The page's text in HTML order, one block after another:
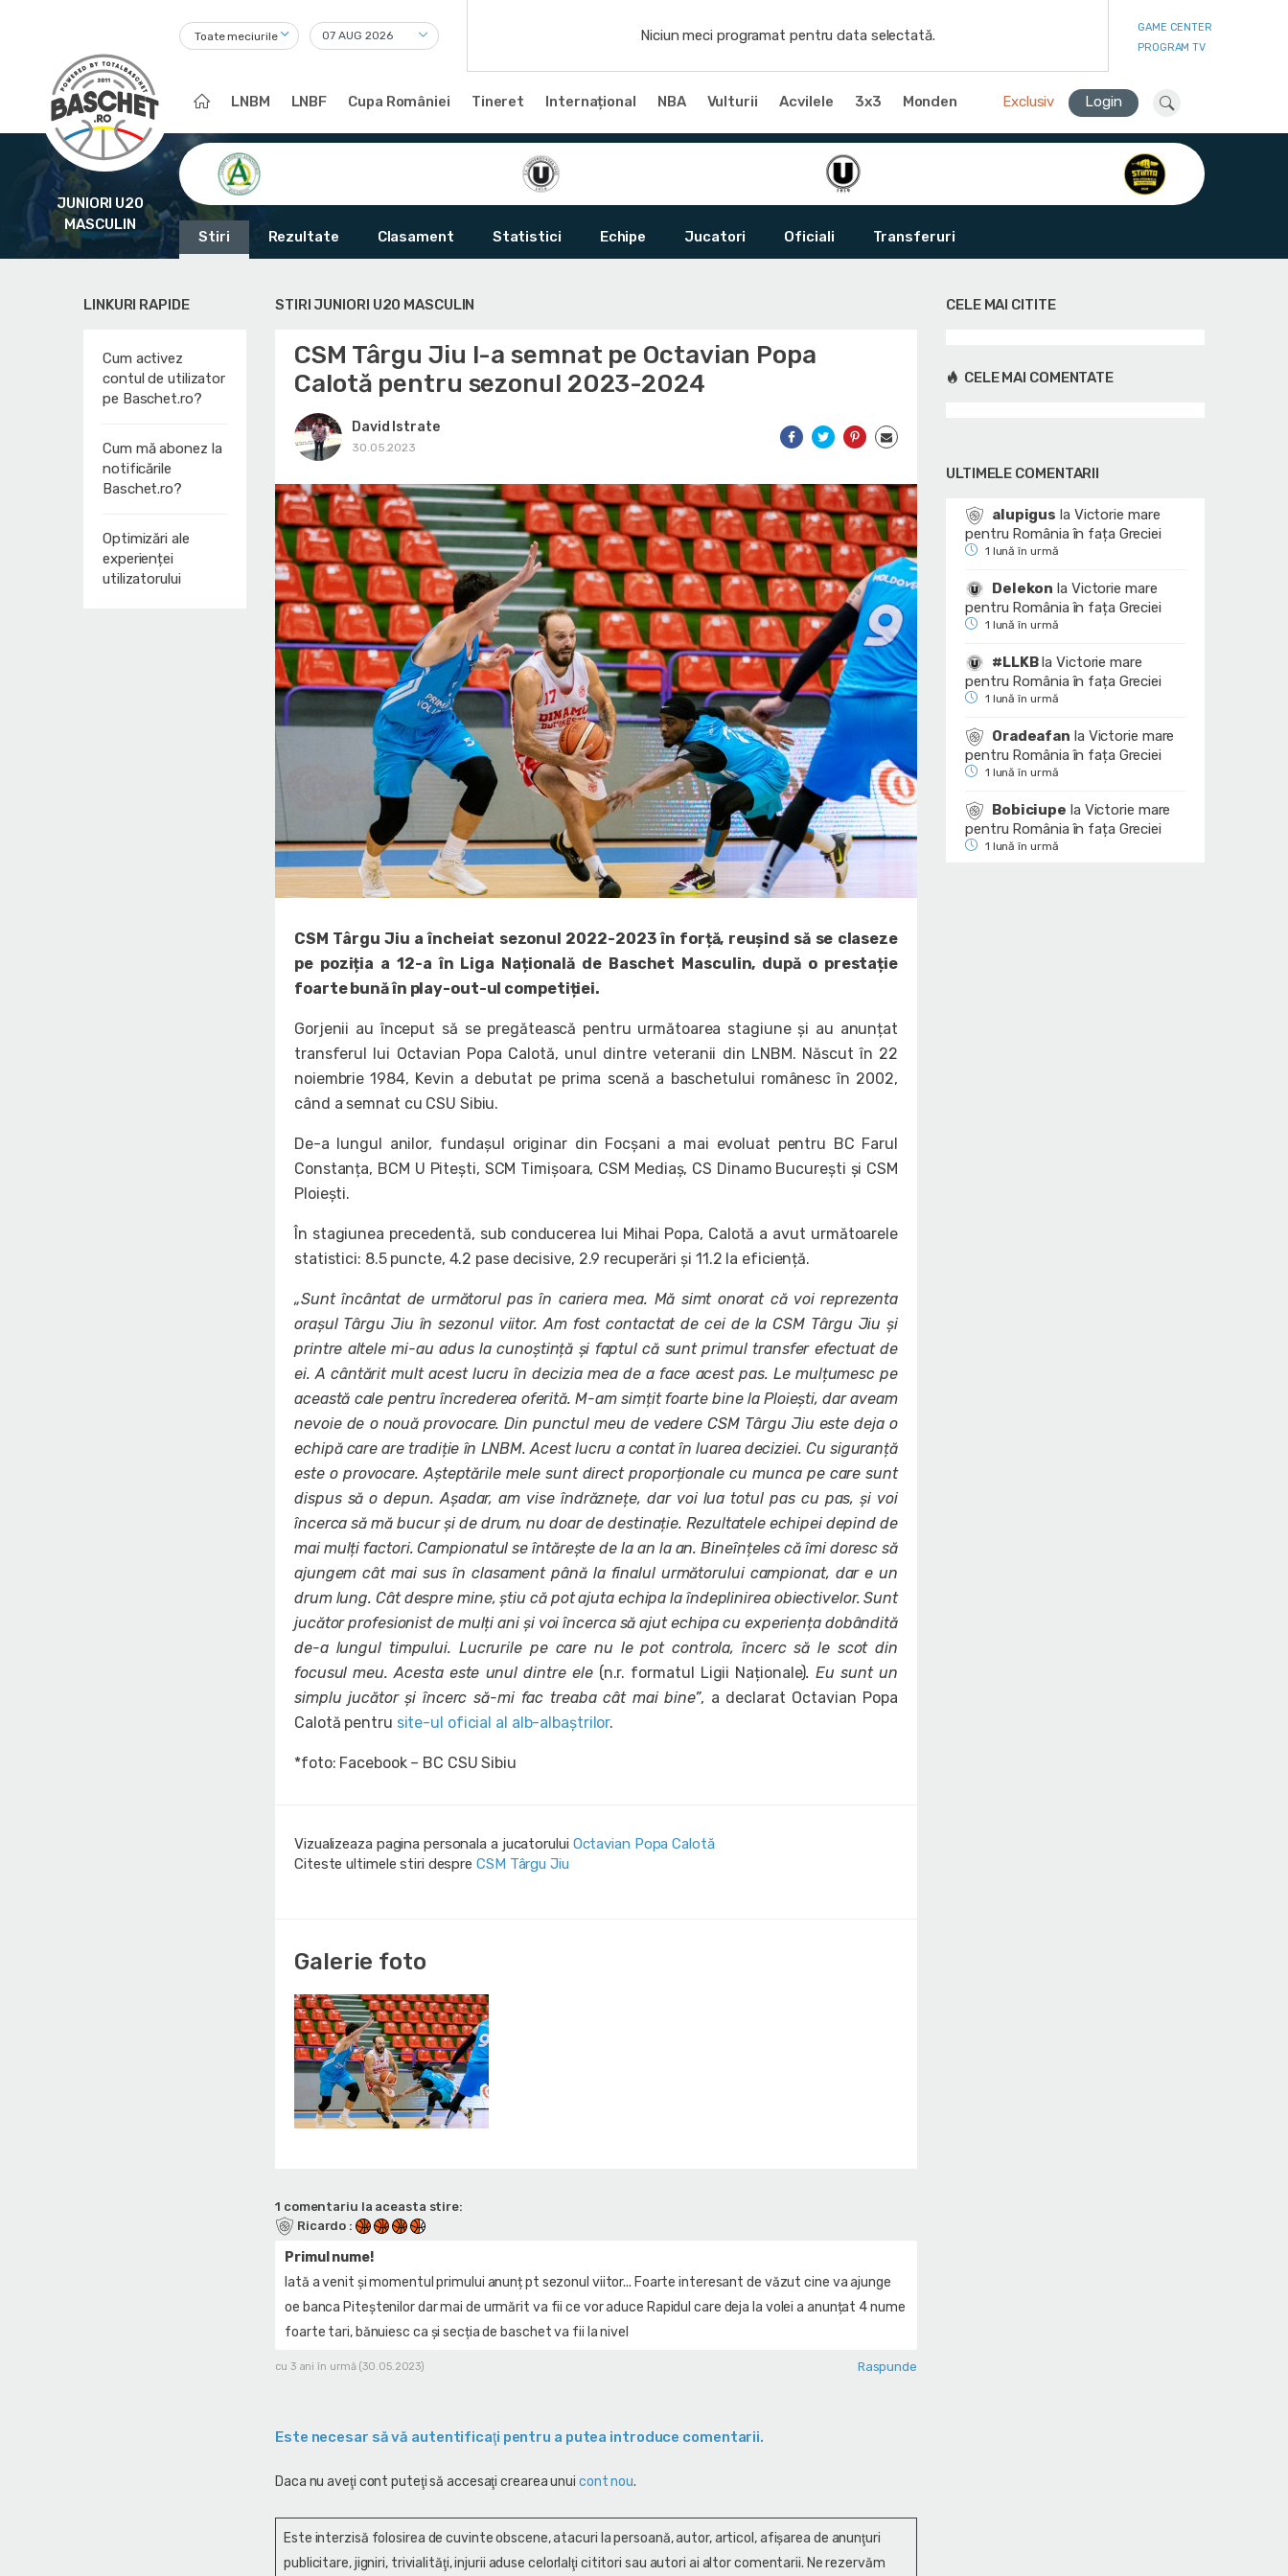
Toate meciurile Niciun meci programat pentru data selectată.
GAME CENTER
PROGRAM TV
LNBM LNBF Cupa României Tineret Internațional NBA Vulturii Acvilele 3x3 Monden Exclusiv Login
JUNIORI U20
MASCULIN
Stiri Rezultate Clasament Statistici Echipe Jucatori Oficiali Transferuri
LINKURI RAPIDE
Cum activez
contul de utilizator
pe Baschet.ro?
Cum mă abonez la
notificările
Baschet.ro?
Optimizări ale
experienței
utilizatorului
STIRI JUNIORI U20 MASCULIN
CSM Târgu Jiu l-a semnat pe Octavian Popa
Calotă pentru sezonul 2023-2024
David Istrate
30.05.2023
CSM Târgu Jiu a încheiat sezonul 2022-2023 în forță, reușind să se claseze
pe poziția a 12-a în Liga Națională de Baschet Masculin, după o prestație
foarte bună în play-out-ul competiției.
Gorjenii au început să se pregătească pentru următoarea stagiune și au anunțat
transferul lui Octavian Popa Calotă, unul dintre veteranii din LNBM. Născut în 22
noiembrie 1984, Kevin a debutat pe prima scenă a baschetului românesc în 2002,
când a semnat cu CSU Sibiu.
De-a lungul anilor, fundașul originar din Focșani a mai evoluat pentru BC Farul
Constanța, BCM U Pitești, SCM Timișoara, CSM Mediaș, CS Dinamo București și CSM
Ploiești.
În stagiunea precedentă, sub conducerea lui Mihai Popa, Calotă a avut următoarele
statistici: 8.5 puncte, 4.2 pase decisive, 2.9 recuperări și 11.2 la eficiență.
„Sunt încântat de următorul pas în cariera mea. Mă simt onorat că voi reprezenta
orașul Târgu Jiu în sezonul viitor. Am fost contactat de cei de la CSM Târgu Jiu și
printre altele mi-au adus la cunoștință și faptul că sunt primul transfer efectuat de
ei. A cântărit mult acest lucru în decizia mea de a face acest pas. Le mulțumesc pe
această cale pentru încrederea oferită. M-am simțit foarte bine la Ploiești, dar aveam
nevoie de o nouă provocare. Din punctul meu de vedere CSM Târgu Jiu este deja o
echipă care are tradiție în LNBM. Acest lucru a contat în luarea deciziei. Cu siguranță
este o provocare. Așteptările mele sunt direct proporționale cu munca pe care sunt
dispus să o depun. Așadar, am vise îndrăznețe, dar voi lua totul pas cu pas, și voi
încerca să mă bucur și de drum, nu doar de destinație. Rezultatele echipei depind de
mai mulți factori. Campionatul se întărește de la an la an. Bineînțeles că îmi doresc să
ajungem cât mai sus în clasament până la finalul următorului campionat, dar e un
drum lung. Cât despre mine, știu că pot ajuta echipa la îndeplinirea obiectivelor. Sunt
jucător profesionist de mulți ani și voi încerca să ajut echipa cu experiența dobândită
de-a lungul timpului. Lucrurile pe care nu le pot controla, încerc să le scot din
focusul meu. Acesta este unul dintre ele (n.r. formatul Ligii Naționale). Eu sunt un
simplu jucător și încerc să-mi fac treaba cât mai bine”, a declarat Octavian Popa
Calotă pentru site-ul oficial al alb-albaștrilor.
*foto: Facebook – BC CSU Sibiu
Vizualizeaza pagina personala a jucatorului Octavian Popa Calotă
Citeste ultimele stiri despre CSM Târgu Jiu
Galerie foto
1 comentariu la aceasta stire:
Ricardo :
Primul nume!
Iată a venit și momentul primului anunț pt sezonul viitor... Foarte interesant de văzut cine va ajunge
oe banca Piteștenilor dar mai de urmărit va fii ce vor aduce Rapidul care deja la volei a anunțat 4 nume
foarte tari, bănuiesc ca și secția de baschet va fii la nivel
cu 3 ani în urmă (30.05.2023) Raspunde
Este necesar să vă autentificaţi pentru a putea introduce comentarii.
Daca nu aveţi cont puteţi să accesaţi crearea unui cont nou.
Este interzisă folosirea de cuvinte obscene, atacuri la persoană, autor, articol, afişarea de anunţuri
publicitare, jigniri, trivialităţi, injurii aduse celorlalţi cititori sau autori ai altor comentarii. Ne rezervăm
CELE MAI CITITE
CELE MAI COMENTATE
ULTIMELE COMENTARII
alupigus la Victorie mare
pentru România în fața Greciei
1 lună în urmă
Delekon la Victorie mare
pentru România în fața Greciei
1 lună în urmă
#LLKBlaVictorie mare
pentru România în fața Greciei
1 lună în urmă
Oradeafan la Victorie mare
pentru România în fața Greciei
1 lună în urmă
Bobiciupe la Victorie mare
pentru România în fața Greciei
1 lună în urmă